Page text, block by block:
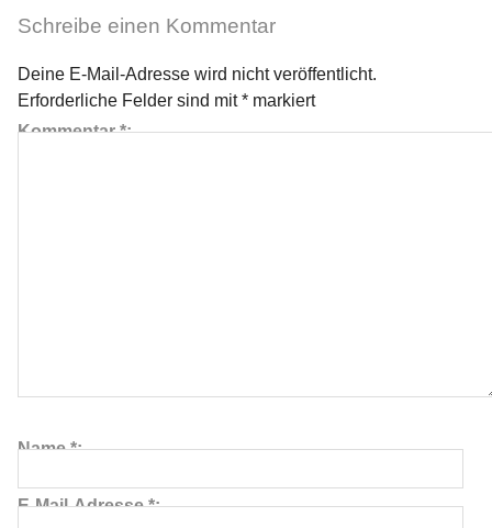
Schreibe einen Kommentar
Deine E-Mail-Adresse wird nicht veröffentlicht.
Erforderliche Felder sind mit* markiert
Kommentar*
Name*
E-Mail-Adresse*